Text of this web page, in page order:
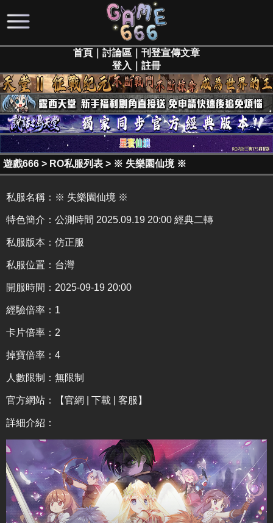
首頁 討論區
刊登宣傳文章
登入
註冊
遊戲666 > RO私服列表 > ※ 失樂園仙境 ※
私服名稱： ※ 失樂園仙境 ※
特色簡介： 公測時間 2025.09.19 20:00 經典二轉
私服版本：仿正服
私服位置：台灣
開服時間：2025-09-19 20:00
經驗倍率：1
卡片倍率：2
掉寶倍率：4
人數限制：無限制
官方網站： 【官網 | 下載 | 客服】
詳細介紹 ：